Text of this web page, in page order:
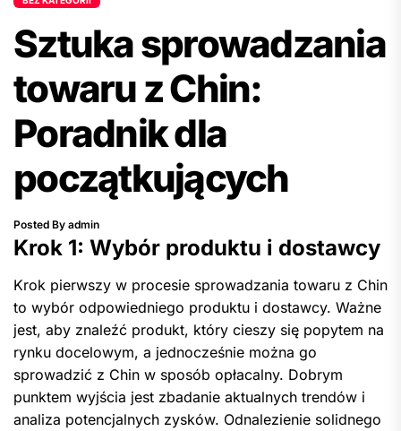
Sztuka sprowadzania
towaru z Chin:
Poradnik dla
początkujących
Posted By admin
Krok 1: Wybór produktu i dostawcy
Krok pierwszy w procesie sprowadzania towaru z Chin
to wybór odpowiedniego produktu i dostawcy. Ważne
jest, aby znaleźć produkt, który cieszy się popytem na
rynku docelowym, a jednocześnie można go
sprowadzić z Chin w sposób opłacalny. Dobrym
punktem wyjścia jest zbadanie aktualnych trendów i
analiza potencjalnych zysków. Odnalezienie solidnego